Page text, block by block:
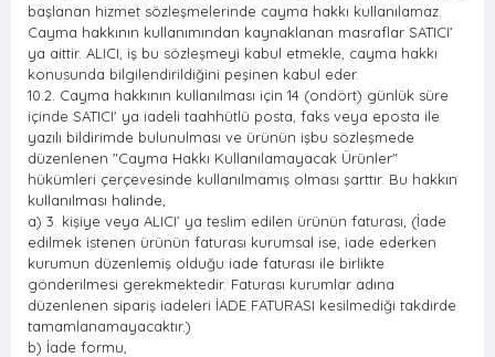
başlanan hizmet sözleşmelerinde cayma hakkı kullanılamaz.
Cayma hakkının kullanımından kaynaklanan masraflar SATICI’
ya aittir. ALICI, iş bu sözleşmeyi kabul etmekle, cayma hakkı
konusunda bilgilendirildiğini peşinen kabul eder.
10.2. Cayma hakkının kullanılması için 14 (ondört) günlük süre
içinde SATICI' ya iadeli taahhütlü posta, faks veya eposta ile
yazılı bildirimde bulunulması ve ürünün işbu sözleşmede
düzenlenen "Cayma Hakkı Kullanılamayacak Ürünler"
hükümleri çerçevesinde kullanılmamış olması şarttır. Bu hakkın
kullanılması halinde,
a) 3. kişiye veya ALICI’ ya teslim edilen ürünün faturası, (İade
edilmek istenen ürünün faturası kurumsal ise, iade ederken
kurumun düzenlemiş olduğu iade faturası ile birlikte
gönderilmesi gerekmektedir. Faturası kurumlar adına
düzenlenen sipariş iadeleri İADE FATURASI kesilmediği takdirde
tamamlanamayacaktır.)
b) İade formu,